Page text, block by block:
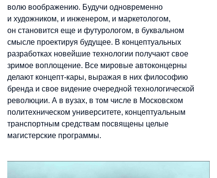
волю воображению. Будучи одновременно
и художником, и инженером, и маркетологом,
он становится еще и футурологом, в буквальном
смысле проектируя будущее. В концептуальных
разработках новейшие технологии получают свое
зримое воплощение. Все мировые автоконцерны
делают концепт-кары, выражая в них философию
бренда и свое видение очередной технологической
революции. А в вузах, в том числе в Московском
политехническом университете, концептуальным
транспортным средствам посвящены целые
магистерские программы.